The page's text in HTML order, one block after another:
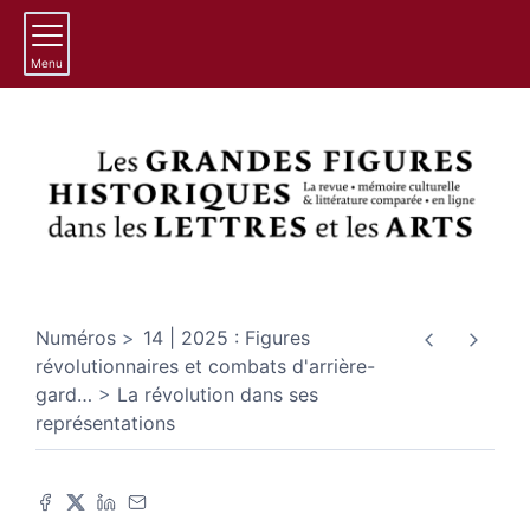
Menu
Numéros
14 | 2025 : Figures
révolutionnaires et combats d'arrière-
gard…
La révolution dans ses
représentations